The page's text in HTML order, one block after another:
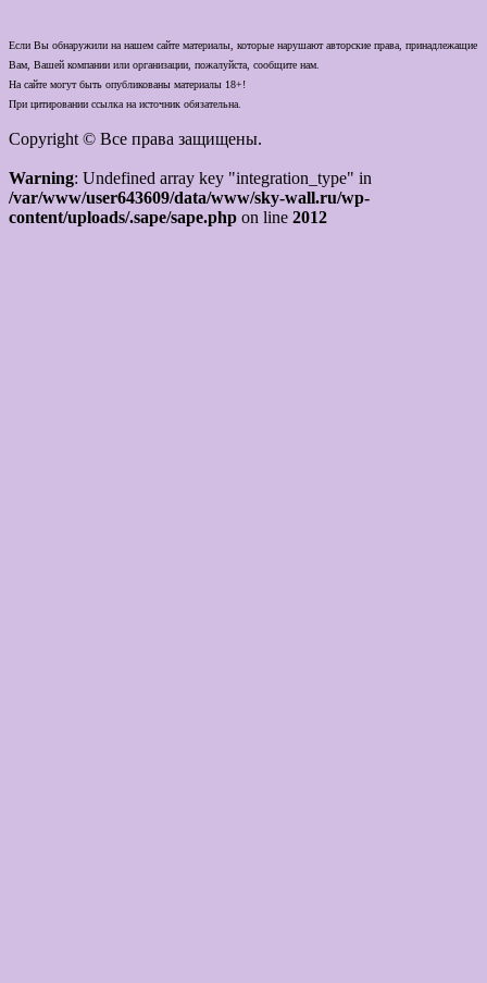
Если Вы обнаружили на нашем сайте материалы, которые нарушают авторские права, принадлежащие
Вам, Вашей компании или организации, пожалуйста, сообщите нам.
На сайте могут быть опубликованы материалы 18+!
При цитировании ссылка на источник обязательна.
Copyright © Все права защищены.
Warning: Undefined array key "integration_type" in
/var/www/user643609/data/www/sky-wall.ru/wp-
content/uploads/.sape/sape.php on line 2012